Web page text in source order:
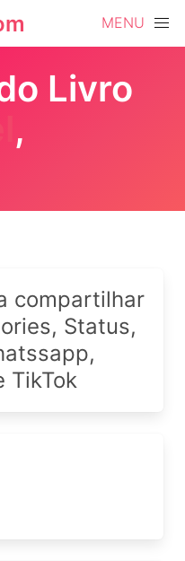
MENU
Livro
,
compartilhar
Status,
TikTok